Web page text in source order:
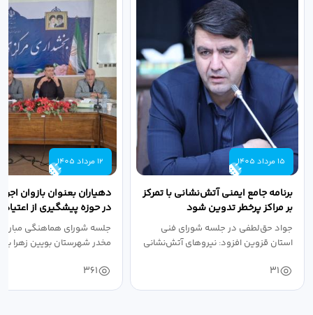
15 مرداد 1405
برنامه جامع ایمنی آتش‌نشانی با تمرکز
بر مراکز پرخطر تدوین شود
جواد حق‌لطفی در جلسه شورای فنی
استان قزوین افزود: نیروهای آتش‌نشانی
31
12 مرداد 1405
دهیاران بعنوان بازوان
در حوزه پیشگیری از اعتیاد
مقدم...
جلسه شورای هماهنگی مبارزه
مخدر شهرستان بویین زهرا
361